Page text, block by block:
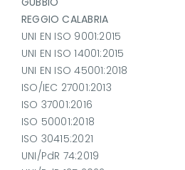
REGGIO CALABRIA
UNI EN ISO 9001:2015
UNI EN ISO 14001:2015
UNI EN ISO 45001:2018
ISO/IEC 27001:2013
ISO 37001:2016
ISO 50001:2018
ISO 30415:2021
UNI/PdR 74:2019